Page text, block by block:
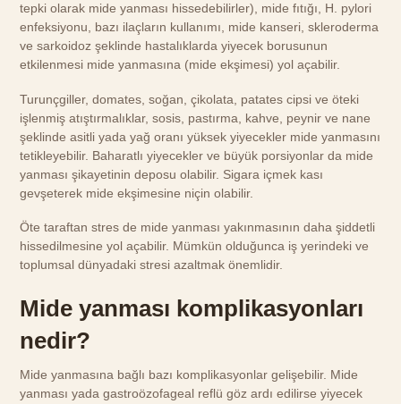
tepki olarak mide yanması hissedebilirler), mide fıtığı, H. pylori
enfeksiyonu, bazı ilaçların kullanımı, mide kanseri, skleroderma
ve sarkoidoz şeklinde hastalıklarda yiyecek borusunun
etkilenmesi mide yanmasına (mide ekşimesi) yol açabilir.
Turunçgiller, domates, soğan, çikolata, patates cipsi ve öteki
işlenmiş atıştırmalıklar, sosis, pastırma, kahve, peynir ve nane
şeklinde asitli yada yağ oranı yüksek yiyecekler mide yanmasını
tetikleyebilir. Baharatlı yiyecekler ve büyük porsiyonlar da mide
yanması şikayetinin deposu olabilir. Sigara içmek kası
gevşeterek mide ekşimesine niçin olabilir.
Öte taraftan stres de mide yanması yakınmasının daha şiddetli
hissedilmesine yol açabilir. Mümkün olduğunca iş yerindeki ve
toplumsal dünyadaki stresi azaltmak önemlidir.
Mide yanması komplikasyonları
nedir?
Mide yanmasına bağlı bazı komplikasyonlar gelişebilir. Mide
yanması yada gastroözofageal reflü göz ardı edilirse yiyecek